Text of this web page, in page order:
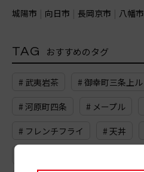
城陽市
向日市 長岡京市 八幡市
TAG おすすめのタグ
# 武夷岩茶 # 御幸町三条上ル
# 河原町四条 # メープル
# フレンチフライ # 天丼